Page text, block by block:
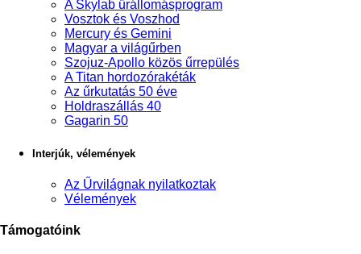
A Skylab űrállomásprogram
Vosztok és Voszhod
Mercury és Gemini
Magyar a világűrben
Szojuz-Apollo közös űrrepülés
A Titan hordozórakéták
Az űrkutatás 50 éve
Holdraszállás 40
Gagarin 50
Interjúk, vélemények
Az Űrvilágnak nyilatkoztak
Vélemények
Támogatóink